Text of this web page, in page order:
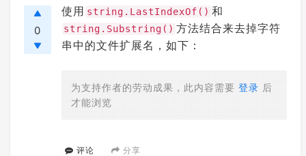
0
使用 string.LastIndexOf() 和
string.Substring() 方法结合来去掉字符
串中的文件扩展名，如下：
为支持作者的劳动成果，此内容需要 登录 后
才能浏览
评论 分享